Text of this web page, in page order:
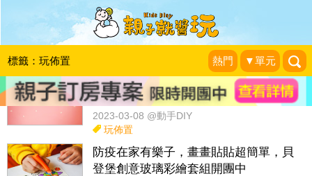
標籤：玩佈置 熱門 ▼單元
話題： 玩具diy 收納妙方diy 玩科學
春意盎然DIY，在家裡變出一棵櫻花樹
～
2023-03-08 @動手DIY
玩佈置
防疫在家有樂子，畫畫貼貼超簡單，貝
登堡創意玻璃彩繪套組開團中